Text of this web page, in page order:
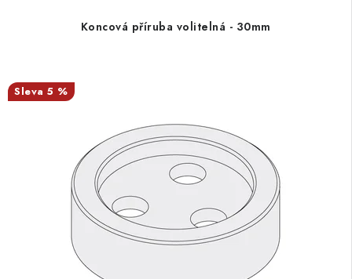
Koncová příruba volitelná - 30mm
5 %